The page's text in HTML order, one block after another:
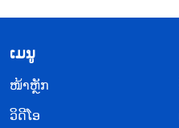
​ເມ​ນູ
​ໜ້າຫຼັກ
ວິ​ດີ​ໂອ